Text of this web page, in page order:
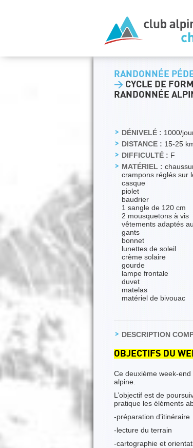
RANDONNÉE
> CYCLE DE
RANDONNÉE
DÉNIVELÉ : 1000/
DISTANCE : 15-25
DIFFICULTÉ : F
MATÉRIEL :
crampons réglés sur
casque
piolet
baudrier
1 sangle de 120 cm
2 mousquetons à vis
vêtements adaptés
gants
bonnet
lunettes de soleil
crème solaire
gourde
lampe frontale
duvet
matelas
matériel de bivouac
DESCRIPTION
OBJECTIFS DU
Ce deuxième week-
alpine.
L’objectif est de
pratique les éléments
-préparation d’itinéraire
-lecture du terrain
-cartographie et